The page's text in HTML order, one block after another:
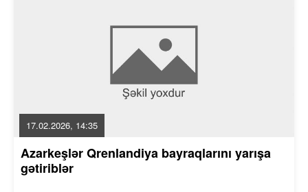
17.02.2026, 14:35
Azarkeşlər Qrenlandiya bayraqlarını yarışa
gətiriblər